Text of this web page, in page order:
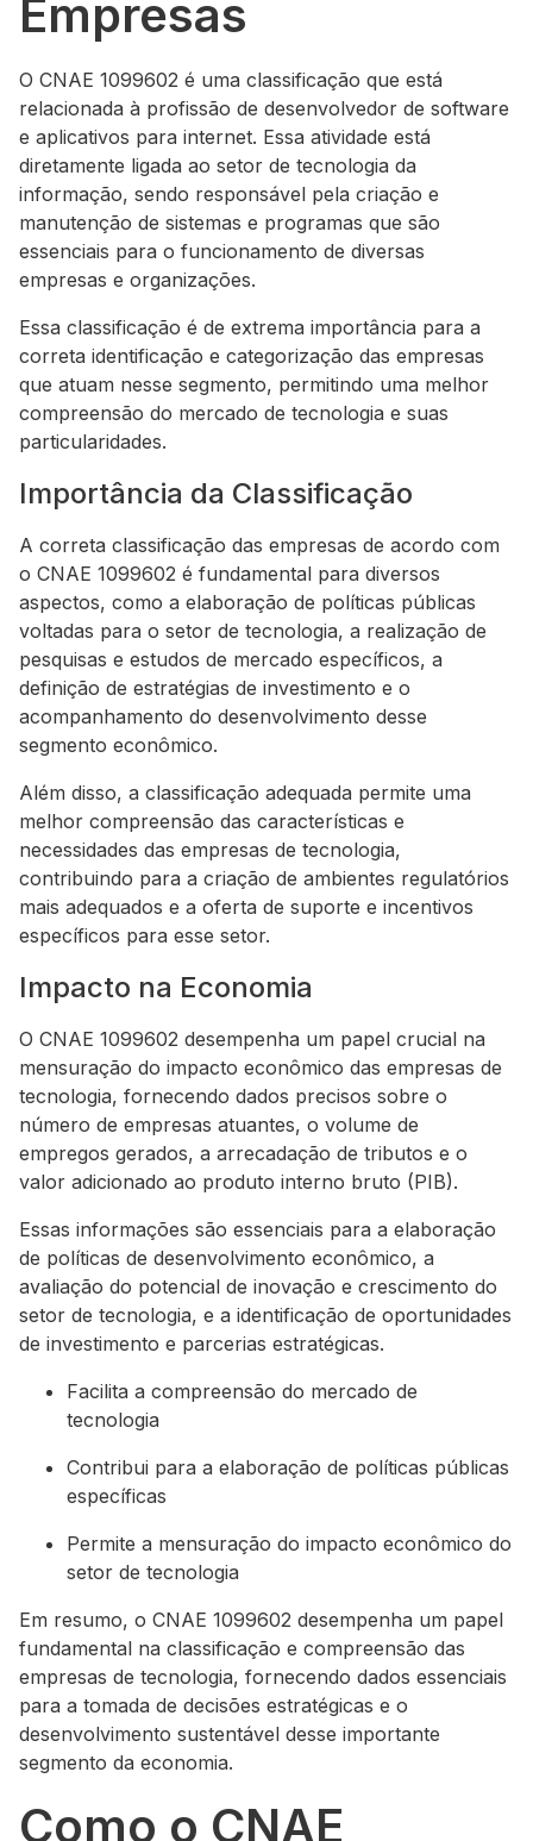
Empresas
O CNAE 1099602 é uma classificação que está
relacionada à profissão de desenvolvedor de software
e aplicativos para internet. Essa atividade está
diretamente ligada ao setor de tecnologia da
informação, sendo responsável pela criação e
manutenção de sistemas e programas que são
essenciais para o funcionamento de diversas
empresas e organizações.
Essa classificação é de extrema importância para a
correta identificação e categorização das empresas
que atuam nesse segmento, permitindo uma melhor
compreensão do mercado de tecnologia e suas
particularidades.
Importância da Classificação
A correta classificação das empresas de acordo com
o CNAE 1099602 é fundamental para diversos
aspectos, como a elaboração de políticas públicas
voltadas para o setor de tecnologia, a realização de
pesquisas e estudos de mercado específicos, a
definição de estratégias de investimento e o
acompanhamento do desenvolvimento desse
segmento econômico.
Além disso, a classificação adequada permite uma
melhor compreensão das características e
necessidades das empresas de tecnologia,
contribuindo para a criação de ambientes regulatórios
mais adequados e a oferta de suporte e incentivos
específicos para esse setor.
Impacto na Economia
O CNAE 1099602 desempenha um papel crucial na
mensuração do impacto econômico das empresas de
tecnologia, fornecendo dados precisos sobre o
número de empresas atuantes, o volume de
empregos gerados, a arrecadação de tributos e o
valor adicionado ao produto interno bruto (PIB).
Essas informações são essenciais para a elaboração
de políticas de desenvolvimento econômico, a
avaliação do potencial de inovação e crescimento do
setor de tecnologia, e a identificação de oportunidades
de investimento e parcerias estratégicas.
Facilita a compreensão do mercado de
tecnologia
Contribui para a elaboração de políticas públicas
específicas
Permite a mensuração do impacto econômico do
setor de tecnologia
Em resumo, o CNAE 1099602 desempenha um papel
fundamental na classificação e compreensão das
empresas de tecnologia, fornecendo dados essenciais
para a tomada de decisões estratégicas e o
desenvolvimento sustentável desse importante
segmento da economia.
Como o CNAE